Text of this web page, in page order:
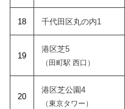
18 千代田区丸の内1
19
港区芝5
（田町駅 西口）
20
港区芝公園4
（東京タワー）